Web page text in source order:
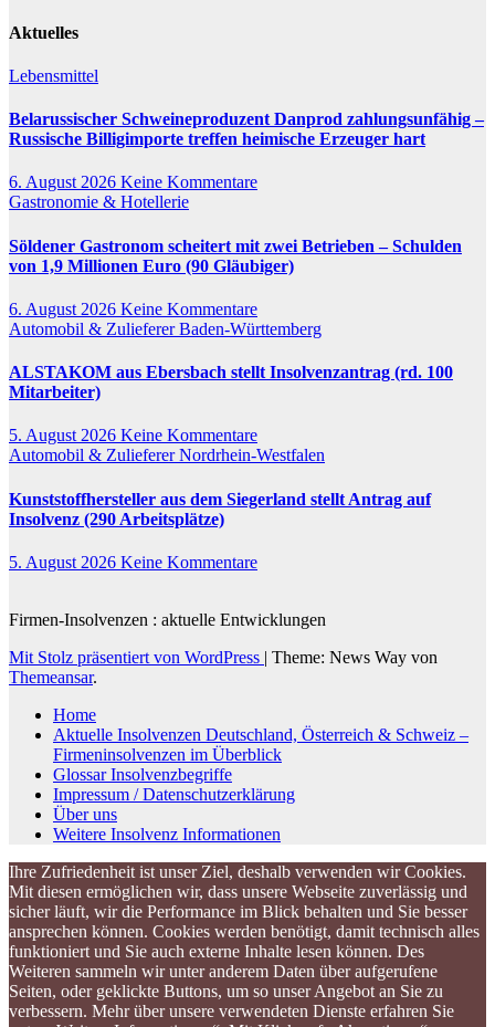
Aktuelles
Lebensmittel
Belarussischer Schweineproduzent Danprod zahlungsunfähig –
Russische Billigimporte treffen heimische Erzeuger hart
6. August 2026 Keine Kommentare
Gastronomie & Hotellerie
Söldener Gastronom scheitert mit zwei Betrieben – Schulden
von 1,9 Millionen Euro (90 Gläubiger)
6. August 2026 Keine Kommentare
Automobil & ZuliefererBaden-Württemberg
ALSTAKOM aus Ebersbach stellt Insolvenzantrag (rd. 100
Mitarbeiter)
5. August 2026 Keine Kommentare
Automobil & ZuliefererNordrhein-Westfalen
Kunststoffhersteller aus dem Siegerland stellt Antrag auf
Insolvenz (290 Arbeitsplätze)
5. August 2026 Keine Kommentare
Firmen-Insolvenzen : aktuelle Entwicklungen
Mit Stolz präsentiert von WordPress | Theme: News Way von
Themeansar.
Home
Aktuelle Insolvenzen Deutschland, Österreich & Schweiz –
Firmeninsolvenzen im Überblick
Glossar Insolvenzbegriffe
Impressum / Datenschutzerklärung
Über uns
Weitere Insolvenz Informationen
Ihre Zufriedenheit ist unser Ziel, deshalb verwenden wir Cookies.
Mit diesen ermöglichen wir, dass unsere Webseite zuverlässig und
sicher läuft, wir die Performance im Blick behalten und Sie besser
ansprechen können. Cookies werden benötigt, damit technisch alles
funktioniert und Sie auch externe Inhalte lesen können. Des
Weiteren sammeln wir unter anderem Daten über aufgerufene
Seiten, oder geklickte Buttons, um so unser Angebot an Sie zu
verbessern. Mehr über unsere verwendeten Dienste erfahren Sie